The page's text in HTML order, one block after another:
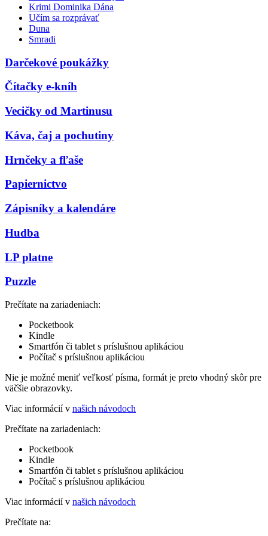
Krimi Dominika Dána
Učím sa rozprávať
Duna
Smradi
Darčekové poukážky
Čítačky e-kníh
Vecičky od Martinusu
Káva, čaj a pochutiny
Hrnčeky a fľaše
Papiernictvo
Zápisníky a kalendáre
Hudba
LP platne
Puzzle
Prečítate na zariadeniach:
Pocketbook
Kindle
Smartfón či tablet s príslušnou aplikáciou
Počítač s príslušnou aplikáciou
Nie je možné meniť veľkosť písma, formát je preto vhodný skôr pre
väčšie obrazovky.
Viac informácií v našich návodoch
Prečítate na zariadeniach:
Pocketbook
Kindle
Smartfón či tablet s príslušnou aplikáciou
Počítač s príslušnou aplikáciou
Viac informácií v našich návodoch
Prečítate na: